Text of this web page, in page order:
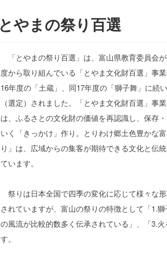
とやまの祭り百選
「とやまの祭り百選」は、富山県教育委員会
度から取り組んでいる「とやま文化財百選」事業
16年度の「土蔵」、同17年度の「獅子舞」に続
（選定）されました。「とやま文化財百選」事
は、ふるさとの文化財の価値を再認識し、保存
いく「きっかけ」作り。とりわけ郷土色豊かな
り」は、広域からの集客が期待できる文化と伝
ています。
祭りは日本全国で四季の変化に応じて様々な
されていますが、富山の祭りの特徴として「1.
の風流が比較的数多く伝承されている」、「3.
す。